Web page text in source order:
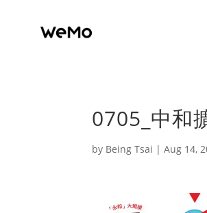
0705_中和
by Being Tsai |Aug 14,